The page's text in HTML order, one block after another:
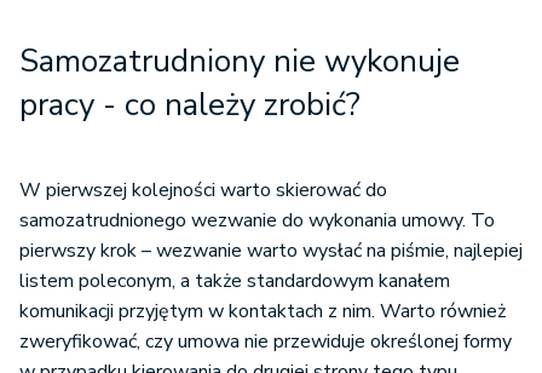
Samozatrudniony nie wykonuje
pracy - co należy zrobić?
W pierwszej kolejności warto skierować do
samozatrudnionego wezwanie do wykonania umowy. To
pierwszy krok – wezwanie warto wysłać na piśmie, najlepiej
listem poleconym, a także standardowym kanałem
komunikacji przyjętym w kontaktach z nim. Warto również
zweryfikować, czy umowa nie przewiduje określonej formy